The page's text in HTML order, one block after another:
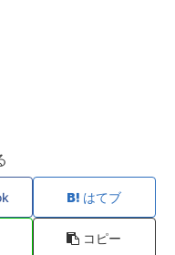
はてブ
コピー